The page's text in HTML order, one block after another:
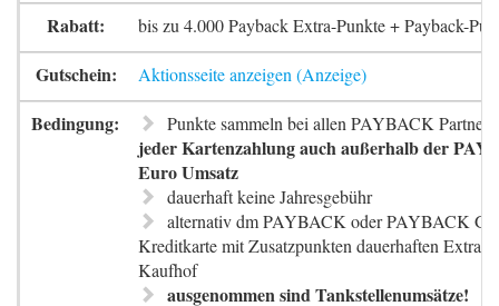
bis zu 4.000 Payback Extra-Punkte + Payback-
Aktionsseite anzeigen
Punkte sammeln bei allen PAYBACK
jeder Kartenzahlung auch außerhalb der
Euro Umsatz
dauerhaft keine Jahresgebühr
alternativ dm PAYBACK oder PAYBACK
Kreditkarte mit Zusatzpunkten dauerhaften Extra-
Kaufhof
ausgenommen sind Tankstellenumsätze!